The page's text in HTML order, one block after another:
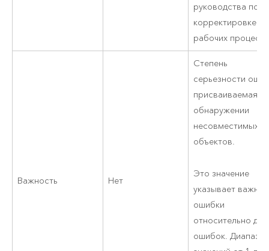
руководства по
корректировке
рабочих
Важность Нет
Степень
серьезности
присваиваемая
обнаружении
несовместимых
объектов.
Это значение
указывает
ошибки
относительно
ошибок.